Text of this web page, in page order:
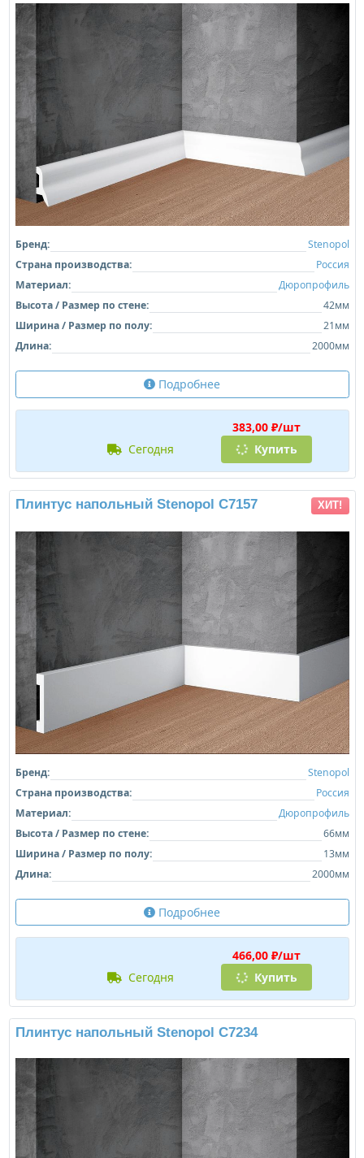
Бренд:
Stenopol
Страна производства:
Россия
Материал:
Дюропрофиль
Высота / Размер по стене:
42мм
Ширина / Размер по полу:
21мм
Длина:
2000мм
Подробнее
383,00 ₽/шт
сегодня
Купить
Плинтус напольный Stenopol C7157 ХИТ!
Бренд:
Stenopol
Страна производства:
Россия
Материал:
Дюропрофиль
Высота / Размер по стене:
66мм
Ширина / Размер по полу:
13мм
Длина:
2000мм
Подробнее
466,00 ₽/шт
сегодня
Купить
Плинтус напольный Stenopol C7234